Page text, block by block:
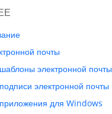
почты
электронной почты
электронной почты
для Windows